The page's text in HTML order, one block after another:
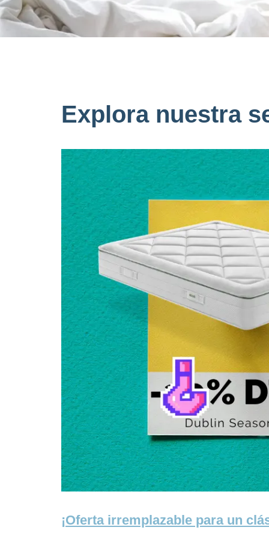
Explora nuestra
¡Oferta irremplazable para un